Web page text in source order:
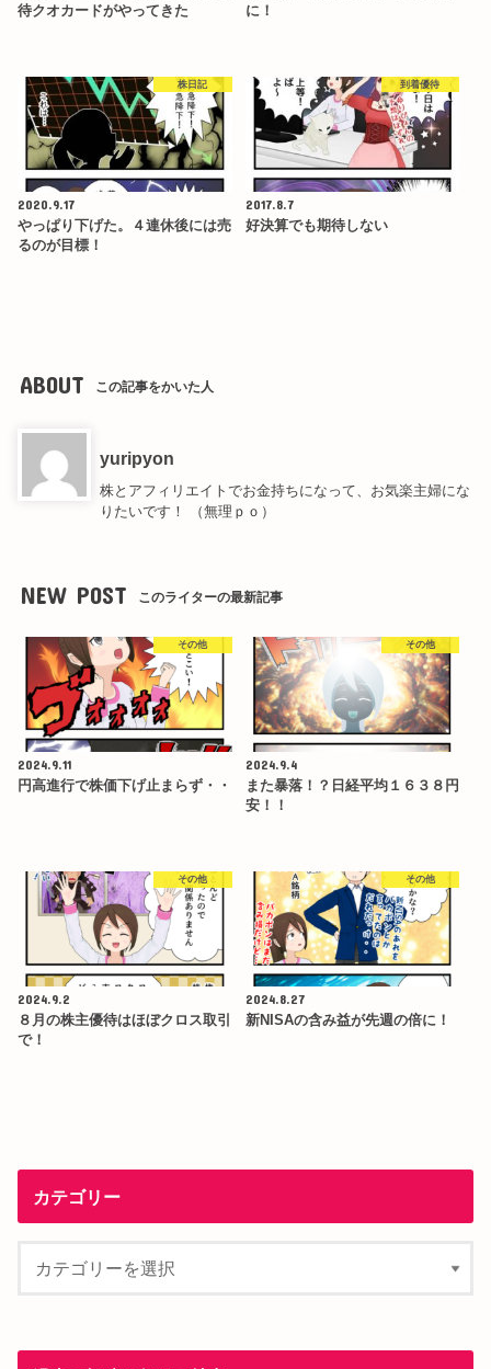
待クオカードがやってきた
に！
株日記
2020.9.17
やっぱり下げた。４連休後には売
るのが目標！
到着優待
2017.8.7
好決算でも期待しない
ABOUT この記事をかいた人
yuripyon
株とアフィリエイトでお金持ちになって、お気楽主婦にな
りたいです！ （無理ｐｏ）
NEW POST このライターの最新記事
その他
2024.9.11
円高進行で株価下げ止まらず・・
その他
2024.9.4
また暴落！？日経平均１６３８円
安！！
その他
2024.9.2
８月の株主優待はほぼクロス取引
で！
その他
2024.8.27
新NISAの含み益が先週の倍に！
カテゴリー